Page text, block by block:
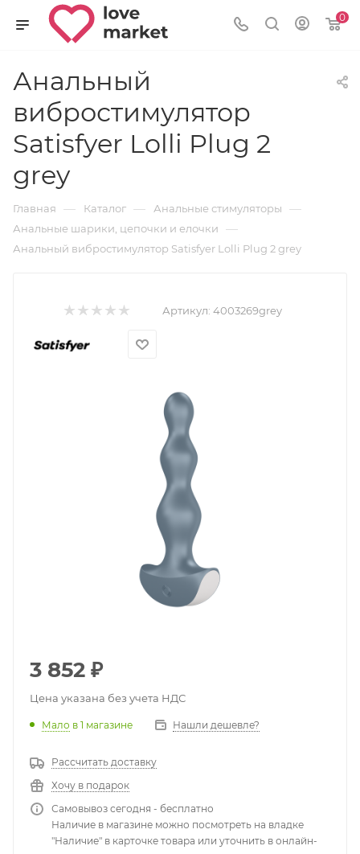
0
Анальный
вибростимулятор
Satisfyer Lolli Plug 2
grey
Главная — Каталог — Анальные стимуляторы —
Анальные шарики, цепочки и елочки —
Анальный вибростимулятор Satisfyer Lolli Plug 2 grey
Артикул: 4003269grey
3 852 ₽
Цена указана без учета НДС
Мало в 1 магазине Нашли дешевле?
Рассчитать доставку
Хочу в подарок
Самовывоз сегодня - бесплатно
Наличие в магазине можно посмотреть на владке
"Наличие" в карточке товара или уточнить в онлайн-